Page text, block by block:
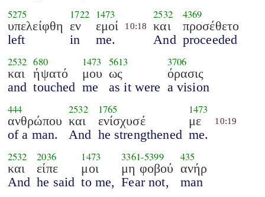
5275
υπελείφθη
left
1722
εν
in
1473
εμοί
me.
10:18
2532
και
And
4369
προσέθετο
proceeded
2532
και
and
680
ήψατό
touched
1473
μου
me
5613
ως
as it were
3706
όρασις
a vision
444
ανθρώπου
of a man.
2532
και
And
1765
ενίσχυσέ
he strengthened
1473
με
me.
10:19
2532
και
And
2036
είπε
he said
1473
μοι
to me,
3361-5399
μη φοβού
Fear not,
435
ανήρ
man